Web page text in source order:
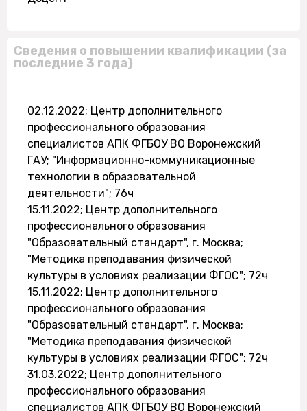
Сведения о повышении квалификации (за
последние 3 года)
02.12.2022; Центр дополнительного
профессионального образования
специалистов АПК ФГБОУ ВО Воронежский
ГАУ; "Информационно-коммуникационные
технологии в образовательной
деятельности"; 76ч
15.11.2022; Центр дополнительного
профессионального образования
"Образовательный стандарт", г. Москва;
"Методика преподавания физической
культуры в условиях реализации ФГОС"; 72ч
15.11.2022; Центр дополнительного
профессионального образования
"Образовательный стандарт", г. Москва;
"Методика преподавания физической
культуры в условиях реализации ФГОС"; 72ч
31.03.2022; Центр дополнительного
профессионального образования
специалистов АПК ФГБОУ ВО Воронежский